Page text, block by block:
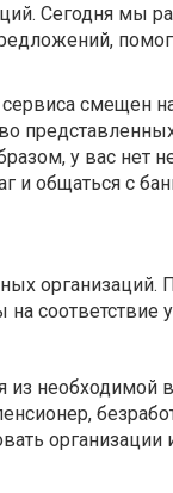
Сегодня мы
сервиса смещен
представленных
у вас нет
и общаться с
организаций.
соответствие
из